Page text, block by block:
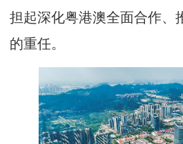
担起深化粤港澳全面合作、
的重任。